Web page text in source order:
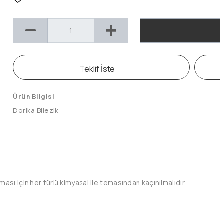
Teklif İste
Ürün Bilgisi:
Dorika Bilezik
için her türlü kimyasal ile temasından kaçınılmalıdır.